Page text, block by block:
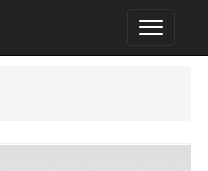
MENU